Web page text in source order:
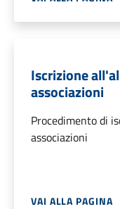
Iscrizione
associazioni
Procedimento di
associazioni
VAI ALLA PAGINA